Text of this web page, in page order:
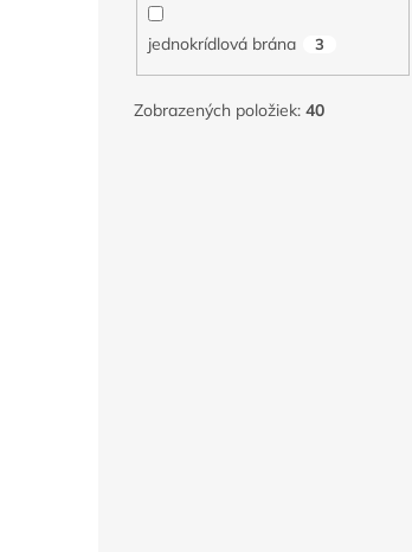
jednokrídlová brána 3
Zobrazených položiek: 40